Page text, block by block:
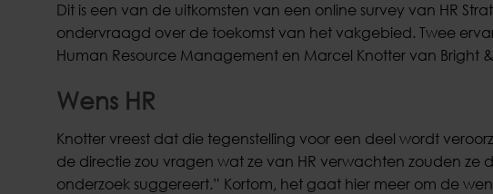
Dit is een van de uitkomsten van een online survey van HR
ondervraagd over de toekomst van het vakgebied. Twee
Human Resource Management en Marcel Knotter van Bright
Wens HR
Knotter vreest dat die tegenstelling voor een deel wordt
de directie zou vragen wat ze van HR verwachten zouden ze
onderzoek suggereert.” Kortom, het gaat hier meer om de